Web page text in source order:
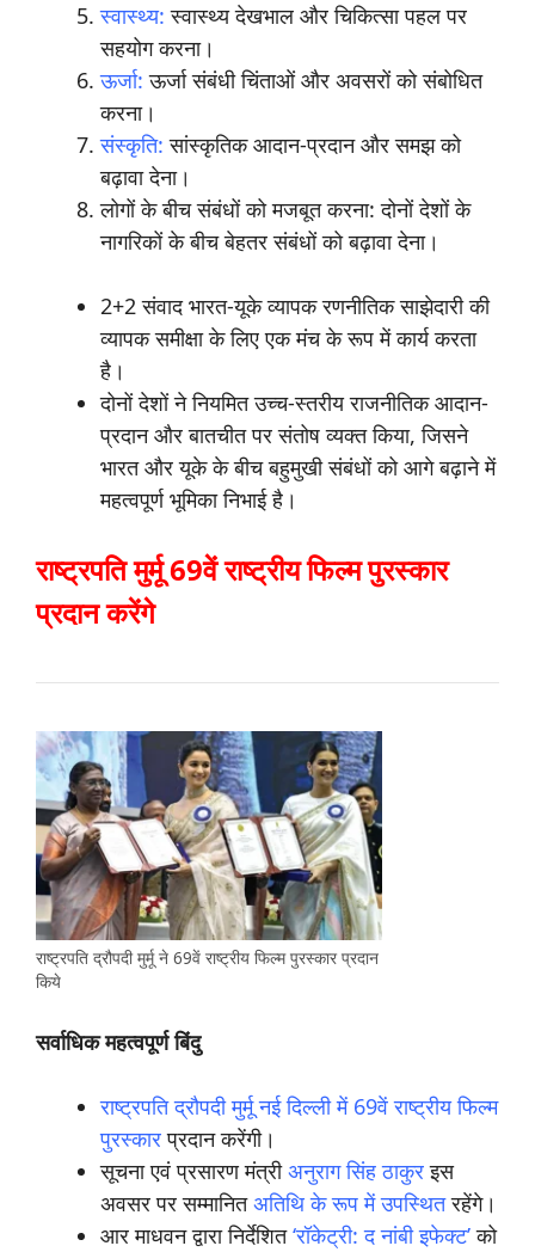
स्वास्थ्य: स्वास्थ्य देखभाल और चिकित्सा पहल पर
सहयोग करना।
ऊर्जा: ऊर्जा संबंधी चिंताओं और अवसरों को संबोधित
करना।
संस्कृति: सांस्कृतिक आदान-प्रदान और समझ को
बढ़ावा देना।
लोगों के बीच संबंधों को मजबूत करना: दोनों देशों के
नागरिकों के बीच बेहतर संबंधों को बढ़ावा देना।
2+2 संवाद भारत-यूके व्यापक रणनीतिक साझेदारी की
व्यापक समीक्षा के लिए एक मंच के रूप में कार्य करता
है।
दोनों देशों ने नियमित उच्च-स्तरीय राजनीतिक आदान-
प्रदान और बातचीत पर संतोष व्यक्त किया, जिसने
भारत और यूके के बीच बहुमुखी संबंधों को आगे बढ़ाने में
महत्वपूर्ण भूमिका निभाई है।
राष्ट्रपति मुर्मू 69वें राष्ट्रीय फिल्म पुरस्कार
प्रदान करेंगे
राष्ट्रपति द्रौपदी मुर्मू ने 69वें राष्ट्रीय फिल्म पुरस्कार प्रदान
किये
सर्वाधिक महत्वपूर्ण बिंदु
राष्ट्रपति द्रौपदी मुर्मू नई दिल्ली में 69वें राष्ट्रीय फिल्म
पुरस्कारप्रदान करेंगी।
सूचना एवं प्रसारण मंत्रीअनुराग सिंह ठाकुरइस
अवसर पर सम्मानितअतिथि के रूप में उपस्थितरहेंगे।
आर माधवन द्वारा निर्देशित‘रॉकेट्री: द नांबी इफेक्ट’को